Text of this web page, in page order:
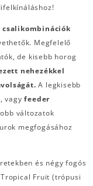
Megfelelő
de kisebb horog
nehezékkel
A legkisebb
, vagyfeeder
változatok
megfogásához
és négy fogós
Fruit (trópusi